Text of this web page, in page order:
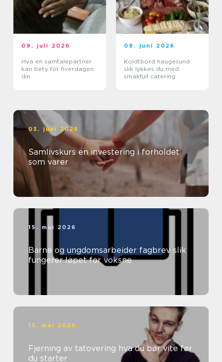
09. juli 2026
Hva en samtalepartner
kan bety for hverdagen
din
09. juni 2026
Koldtbord haugesund
slik lykkes du med
smakfull catering
03. juni 2026
Samlivskurs en investering i forholdet
som varer
15. mai 2026
Barne og ungdomsarbeider fagbrev slik
fungerer løpet for voksne
13. mai 2026
Fjerning av tatovering hva du bør vite før
du starter